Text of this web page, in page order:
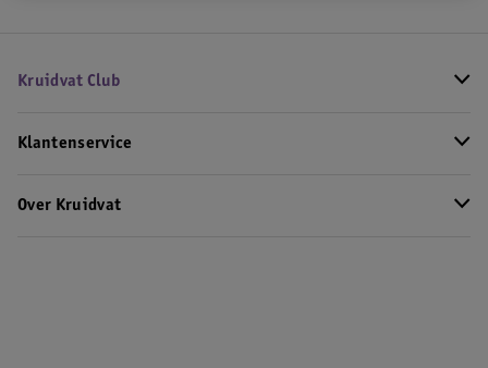
Kruidvat Club
Klantenservice
Over Kruidvat